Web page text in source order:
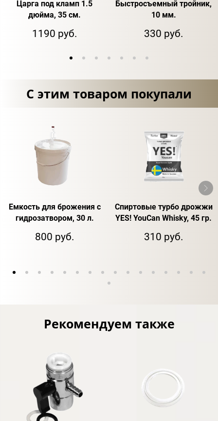
Царга под кламп 1.5
дюйма, 35 см.
1190 руб.
Быстросъемный тройник,
10 мм.
330 руб.
С этим товаром покупали
Емкость для брожения с
гидрозатвором, 30 л.
800 руб.
Спиртовые турбо дрожжи
YES! YouCan Whisky, 45 гр.
310 руб.
Рекомендуем также